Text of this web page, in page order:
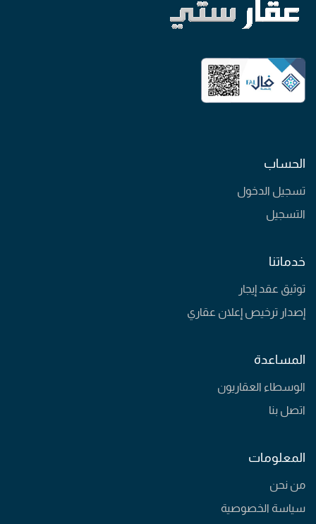
الحساب
تسجيل الدخول
التسجيل
خدماتنا
توثيق عقد إيجار
إصدار ترخيص إعلان عقاري
المساعدة
الوسطاء العقاريون
اتصل بنا
المعلومات
من نحن
سياسة الخصوصية